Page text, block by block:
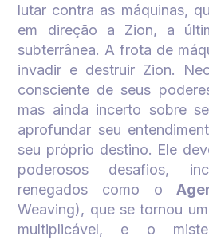
lutar contra as máquinas,
em direção a Zion, a
subterrânea. A frota de
invadir e destruir Zion.
consciente de seus
mas ainda incerto sobre
aprofundar seu
seu próprio destino. Ele
poderosos desafios,
renegados como o
Weaving), que se tornou
multiplicável, e o